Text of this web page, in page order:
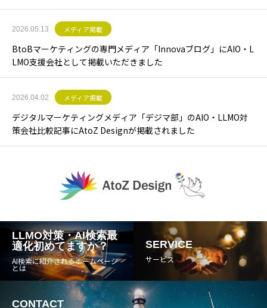
2026.05.13 メディア掲載
BtoBマーケティングの専門メディア「Innovaブログ」にAIO・L
LMO支援会社として掲載いただきました
2026.04.02 メディア掲載
デジタルマーケティングメディア「デジマ部」のAIO・LLMO対
策会社比較記事にAtoZ Designが掲載されました
LLMO対策・AI検索最
適化初めてますか？
AI検索に紹介されるホームページ
とは
SERVICE
サービス
CONTACT